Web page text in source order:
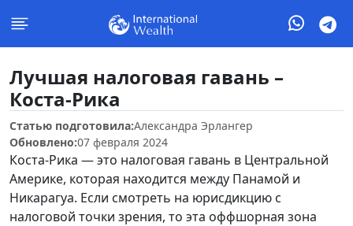
Лучшая налоговая гавань –
Коста-Рика
Статью подготовила:Александра Эрлангер
Обновлено:07 февраля 2024
Коста-Рика — это налоговая гавань в Центральной
Америке, которая находится между Панамой и
Никарагуа. Если смотреть на юрисдикцию с
налоговой точки зрения, то эта оффшорная зона